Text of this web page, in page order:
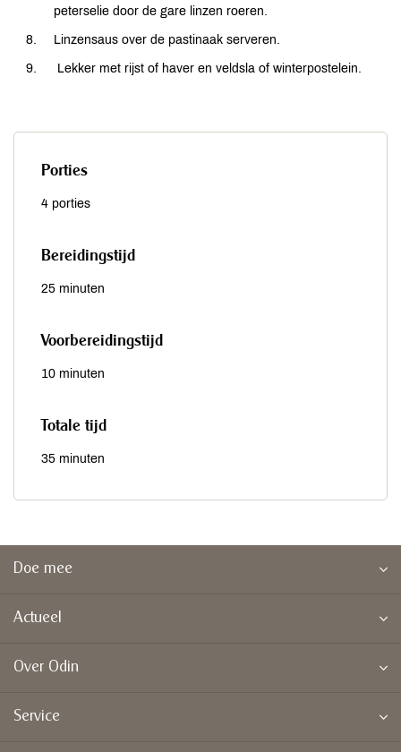
peterselie door de gare linzen roeren.
Linzensaus over de pastinaak serveren.
Lekker met rijst of haver en veldsla of winterpostelein.
Porties
4 porties
Bereidingstijd
25 minuten
Voorbereidingstijd
10 minuten
Totale tijd
35 minuten
Doe mee
Actueel
Over Odin
Service